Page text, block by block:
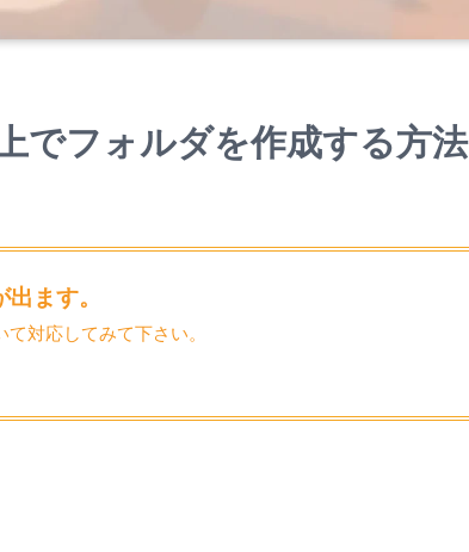
でフォルダを作成する方法
ます。
対応してみて下さい。